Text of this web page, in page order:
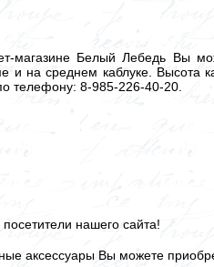
магазине Белый Лебедь Вы
и на среднем каблуке. Высота
телефону: 8-985-226-40-20.
нашего сайта!
аксессуары Вы можете